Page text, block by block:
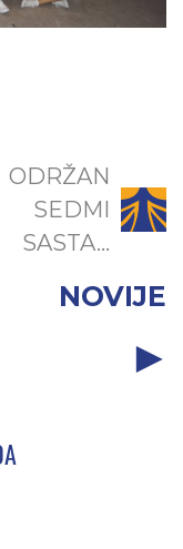
ODRŽAN
SEDMI
SASTA...
NOVIJE